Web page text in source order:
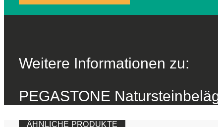
Weitere Informationen zu:
PEGASTONE
ÄHNLICHE PRODUKTE